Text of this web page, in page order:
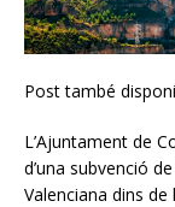
Post també
L’Ajuntament de
d’una subvenció
Valenciana dins